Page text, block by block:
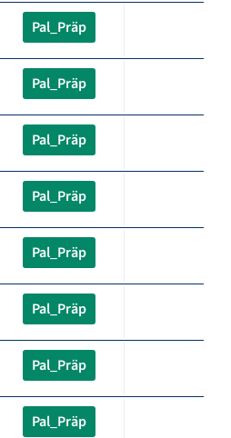
Pal_Präp
Pal_Präp
Pal_Präp
Pal_Präp
Pal_Präp
Pal_Präp
Pal_Präp
Pal_Präp